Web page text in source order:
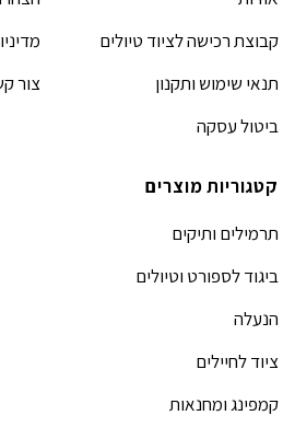
קבוצת רכישה לציוד טיולים
תנאי שימוש ותקנון
ביטול עסקה
צור
קטגוריות מוצרים
תרמילים ותיקים
ביגוד לספורט וטיולים
הנעלה
ציוד לחיילים
קמפינג ומחנאות